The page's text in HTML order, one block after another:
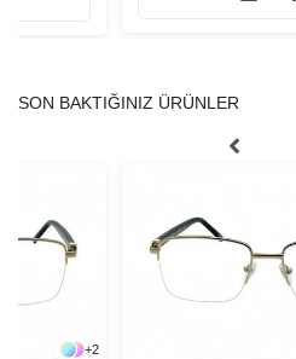
SON BAKTIĞINIZ ÜRÜNLER
+2